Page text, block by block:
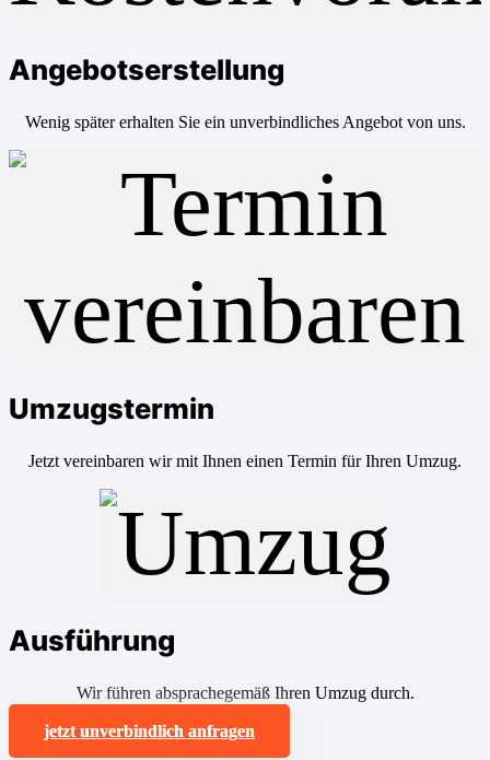
Angebotserstellung
Wenig später erhalten Sie ein unverbindliches Angebot von uns.
Umzugstermin
Jetzt vereinbaren wir mit Ihnen einen Termin für Ihren Umzug.
Ausführung
Wir führen absprachegemäß Ihren Umzug durch.
jetzt unverbindlich anfragen